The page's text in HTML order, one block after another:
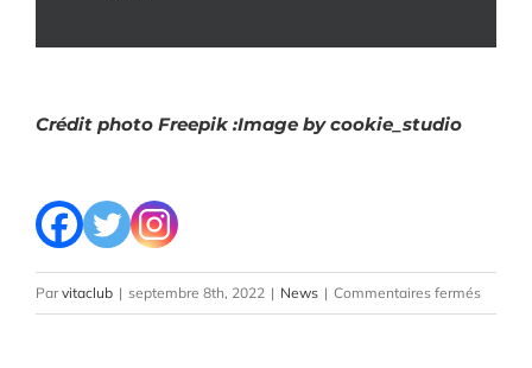
Crédit photo Freepik :Image by cookie_studio
Parvitaclub | septembre 8th, 2022 | News | Commentaires fermés
PROMO